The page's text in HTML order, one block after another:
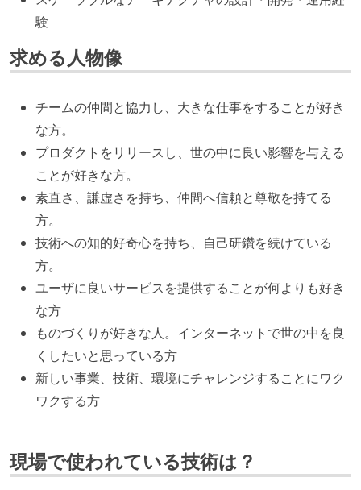
験
求める人物像
チームの仲間と協力し、大きな仕事をすることが好き
な方。
プロダクトをリリースし、世の中に良い影響を与える
ことが好きな方。
素直さ、謙虚さを持ち、仲間へ信頼と尊敬を持てる
方。
技術への知的好奇心を持ち、自己研鑽を続けている
方。
ユーザに良いサービスを提供することが何よりも好き
な方
ものづくりが好きな人。インターネットで世の中を良
くしたいと思っている方
新しい事業、技術、環境にチャレンジすることにワク
ワクする方
現場で使われている技術は？